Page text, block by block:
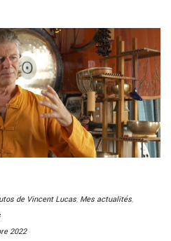
de Vincent Lucas, Mes actualités,
2022